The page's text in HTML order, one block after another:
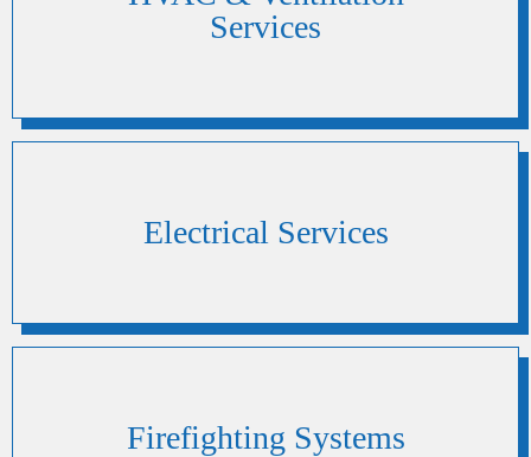
Services
Electrical Services
Firefighting Systems